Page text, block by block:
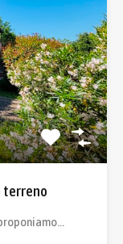
terreno